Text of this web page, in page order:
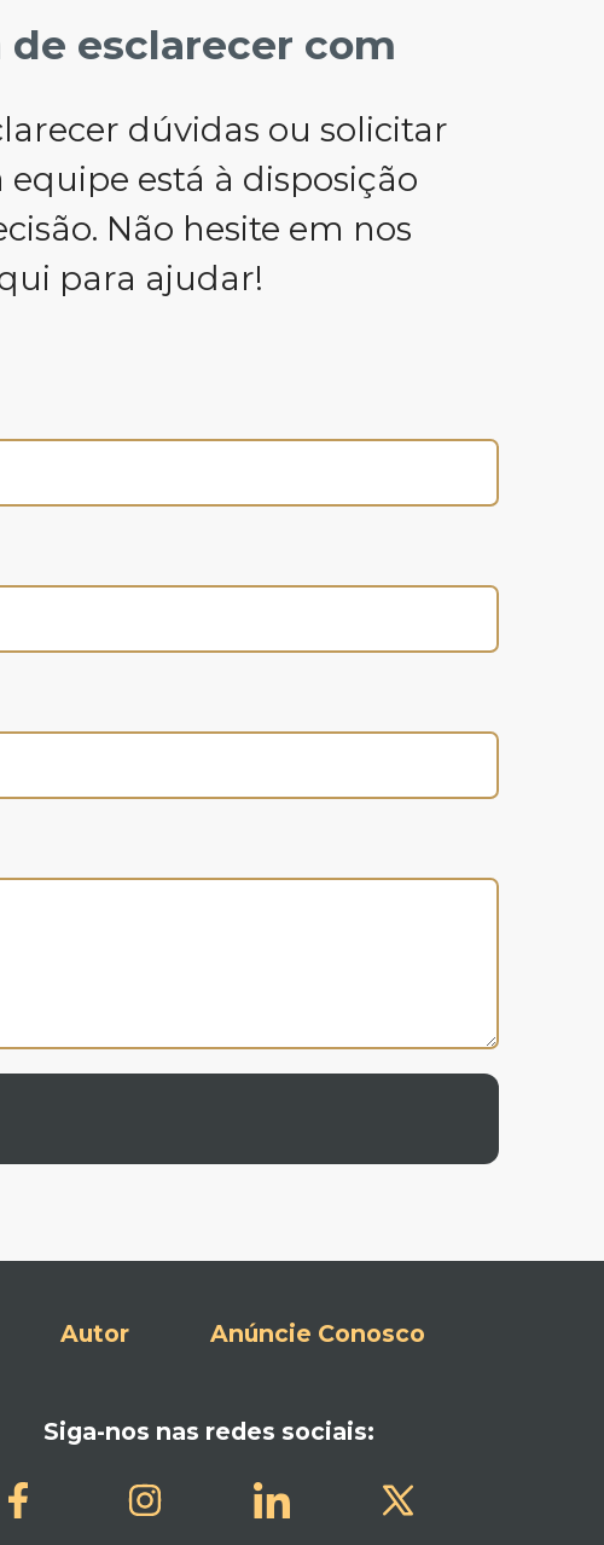
esclarecer com
dúvidas ou solicitar
equipe está à disposição
Não hesite em nos
para ajudar!
Autor Anúncie Conosco
Siga-nos nas redes sociais: